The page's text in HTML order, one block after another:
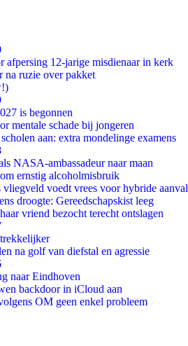
12-jarige misdienaar in kerk
na ruzie over pakket
is begonnen
mentale schade bij jongeren
aan: extra mondelinge examens
NASA-ambassadeur naar maan
ernstig alcoholmisbruik
voedt vrees voor hybride aanval
droogte: Gereedschapskist leeg
vriend bezocht terecht ontslagen
na golf van diefstal en agressie
naar Eindhoven
backdoor in iCloud aan
OM geen enkel probleem